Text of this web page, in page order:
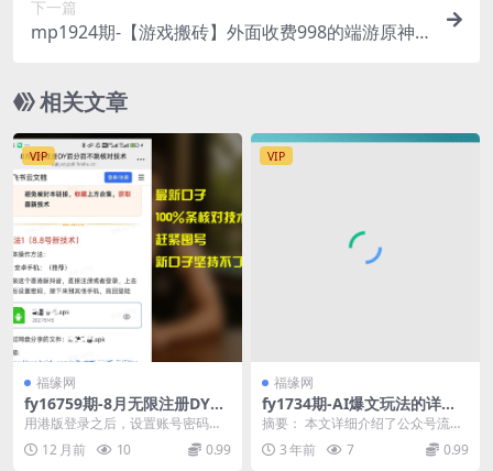
下一篇
mp1924期-【游戏搬砖】外面收费998的端游原神
久脚本+详细教程】(【游戏搬砖】端游原神辅助脚
本，轻松挂机日入100+)
相关文章
VIP
福缘网
fy16759期-8月无限注册DY百
分百不条核对技术，新口子抓
用港版登录之后，设置账号密码，
然后用正版去那个找回账号可过核
对。 ...
12 月前 10 0.99
VIP
福缘网
fy1734期-AI爆文玩法的详细
教程，公众号流量主项目实操
讲解，月入10000+的公众号A
I掘金项目(“AI掘金项目公众号
摘要： 本文详细介绍了公众号流量
主项目，特别是AI爆文玩法的实操
讲解。该项目以公...
3 年前 7 0.99